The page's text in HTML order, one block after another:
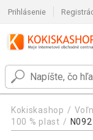
Prihlásenie
Kokiskashop
100 % plast
N092